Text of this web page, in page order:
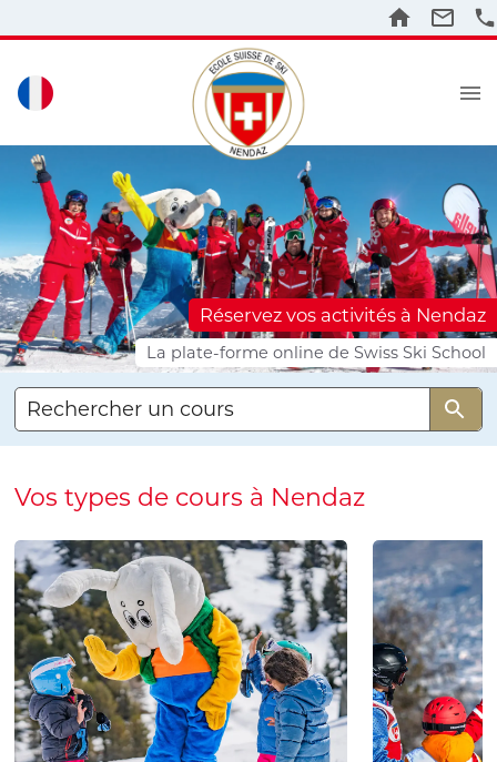
Réservez vos activités à Nendaz
La plate-forme online de Swiss Ski School
Rechercher un cours
Vos types de cours à Nendaz